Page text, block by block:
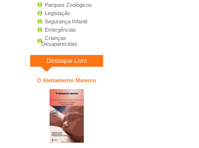
Parques Zoológicos
Legislação
Segurança Infantil
Emergências
Crianças
Desaparecidas
Destaque Livro
O Aleitamento Materno